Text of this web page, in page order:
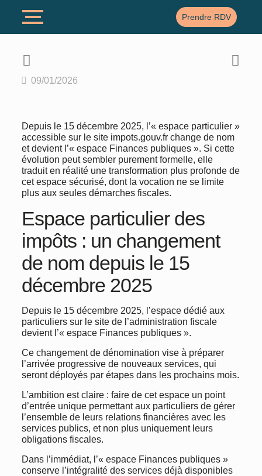
Prendre RDV
09/01/2026
Depuis le 15 décembre 2025, l’« espace particulier »
accessible sur le site impots.gouv.fr change de nom
et devient l’« espace Finances publiques ». Si cette
évolution peut sembler purement formelle, elle
traduit en réalité une transformation plus profonde de
cet espace sécurisé, dont la vocation ne se limite
plus aux seules démarches fiscales.
Espace particulier des
impôts : un changement
de nom depuis le 15
décembre 2025
Depuis le 15 décembre 2025, l’espace dédié aux
particuliers sur le site de l’administration fiscale
devient l’« espace Finances publiques ».
Ce changement de dénomination vise à préparer
l’arrivée progressive de nouveaux services, qui
seront déployés par étapes dans les prochains mois.
L’ambition est claire : faire de cet espace un point
d’entrée unique permettant aux particuliers de gérer
l’ensemble de leurs relations financières avec les
services publics, et non plus uniquement leurs
obligations fiscales.
Dans l’immédiat, l’« espace Finances publiques »
conserve l’intégralité des services déjà disponibles